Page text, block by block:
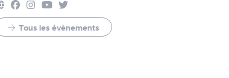
Tous les évènements